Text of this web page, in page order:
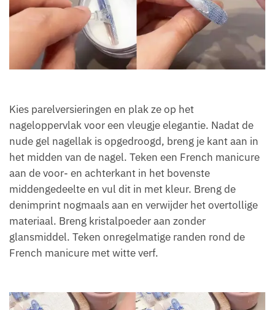
Kies parelversieringen en plak ze op het
nageloppervlak voor een vleugje elegantie. Nadat de
nude gel nagellak is opgedroogd, breng je kant aan in
het midden van de nagel. Teken een French manicure
aan de voor- en achterkant in het bovenste
middengedeelte en vul dit in met kleur. Breng de
denimprint nogmaals aan en verwijder het overtollige
materiaal. Breng kristalpoeder aan zonder
glansmiddel. Teken onregelmatige randen rond de
French manicure met witte verf.